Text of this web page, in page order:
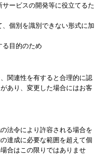
サービスの開発等に役立てるた
、個別を識別できない形式に加
る目的のため
関連性を有すると合理的に認
あり、変更した場合にはお客
法令により許容される場合を
達成に必要な範囲を超えて個
合はこの限りではありませ